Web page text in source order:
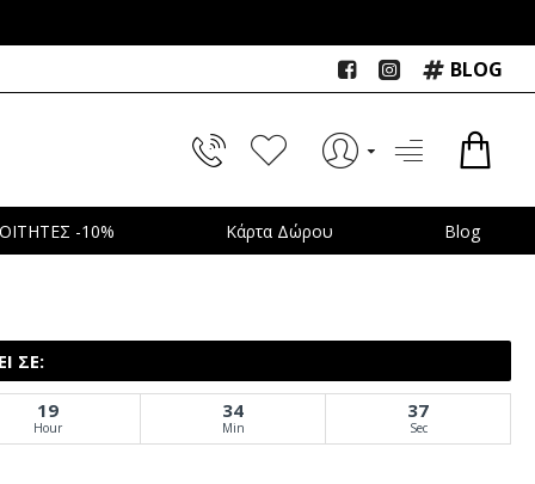
BLOG
-10% Κάρτα Δώρου Blog
ΣΕ:
19
Hour
34
Min
36
Sec